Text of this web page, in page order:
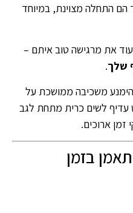
2–3 ק”ג לכל יד הם התחלה מצוינת, במיוחד
את מרגישה טוב איתם –
שלך.
משכיבה ממושכת על
עדיף לשים כרית מתחת לגב
זמן ארוכים.
בזמן